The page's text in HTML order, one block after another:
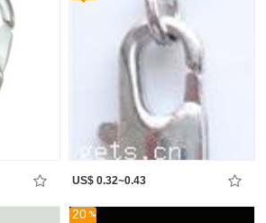
US$ 0.32~0.43
20